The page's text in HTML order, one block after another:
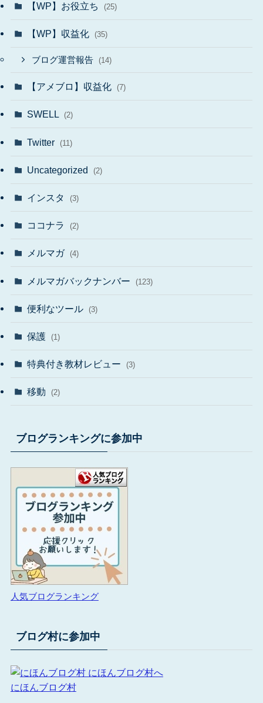
【WP】お役立ち (25)
【WP】収益化 (35)
ブログ運営報告 (14)
【アメブロ】収益化 (7)
SWELL (2)
Twitter (11)
Uncategorized (2)
インスタ (3)
ココナラ (2)
メルマガ (4)
メルマガバックナンバー (123)
便利なツール (3)
保護 (1)
特典付き教材レビュー (3)
移動 (2)
ブログランキングに参加中
人気ブログランキング
ブログ村に参加中
にほんブログ村